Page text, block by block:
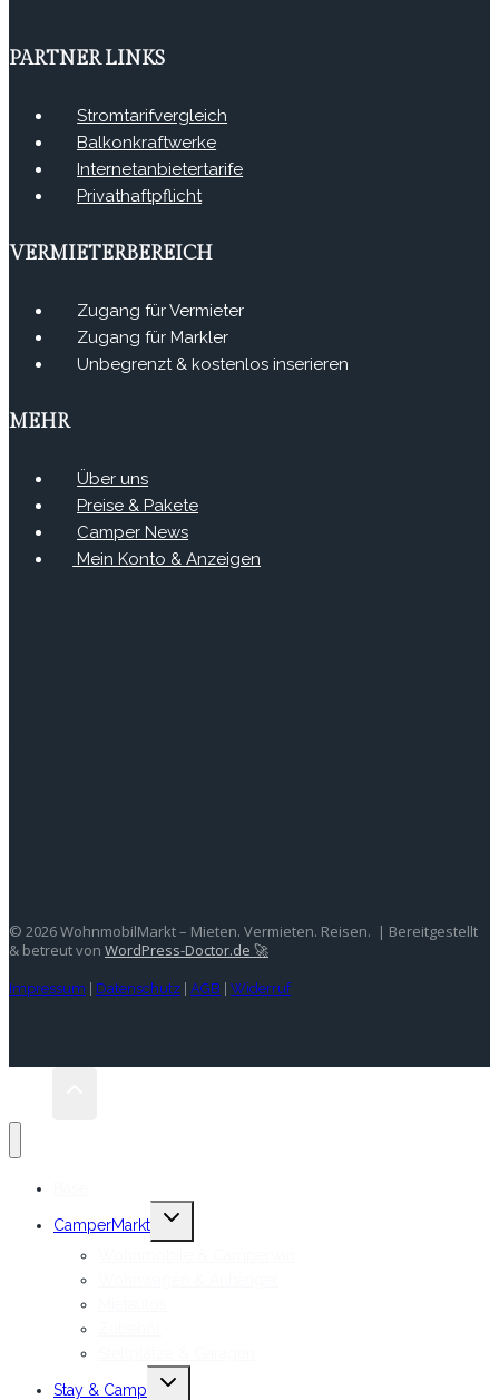
PARTNER LINKS
Stromtarifvergleich
Balkonkraftwerke
Internetanbietertarife
Privathaftpflicht
VERMIETERBEREICH
Zugang für Vermieter
Zugang für Markler
Unbegrenzt & kostenlos inserieren
MEHR
Über uns
Preise & Pakete
Camper News
Mein Konto & Anzeigen
© 2026 WohnmobilMarkt – Mieten. Vermieten. Reisen. | Bereitgestellt
& betreut von WordPress-Doctor.de 🚀
Impressum Datenschutz AGB Widerruf
CamperMarkt
Untermenü
umschalten
Stay & Camp
Untermenü